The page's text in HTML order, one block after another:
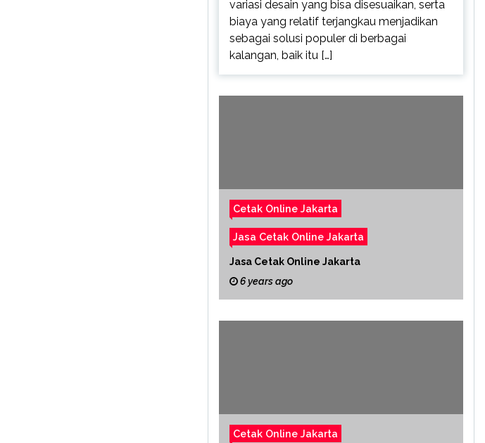
variasi desain yang bisa disesuaikan, serta
biaya yang relatif terjangkau menjadikan
sebagai solusi populer di berbagai
kalangan, baik itu […]
Cetak Online Jakarta
Jasa Cetak Online Jakarta
Jasa Cetak Online Jakarta
6 years ago
Cetak Online Jakarta